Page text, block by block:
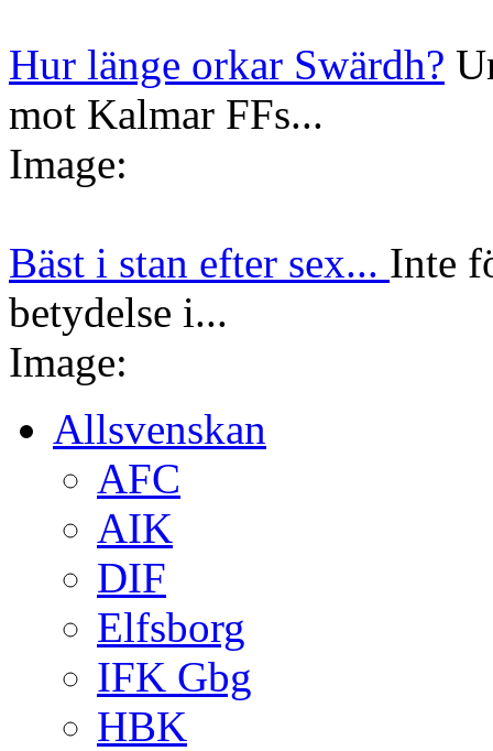
Hur länge orkar Swärdh?
mot Kalmar FFs...
Image:
Bäst i stan efter sex... Inte
betydelse i...
Image:
Allsvenskan
AFC
AIK
DIF
Elfsborg
IFK Gbg
HBK